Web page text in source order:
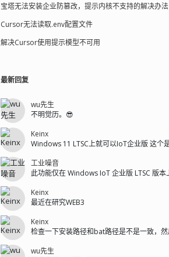
宝塔无法安装企业防篡改，提示内核不支持的解决办法
Cursor无法读取.env配置文件
解决Cursor使用提示模型不可用
最新回复
wu先生
不明觉历。😎
Keinx
工业噪音
Keinx
最近在研究WEB3
Keinx
wu先生